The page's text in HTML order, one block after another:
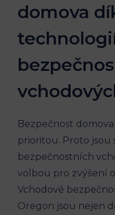
domova
Bezpečnost
prioritou. Proto jsou
bezpečnostních
volbou pro zvýšení
Vchodové
Oregon jsou nejen